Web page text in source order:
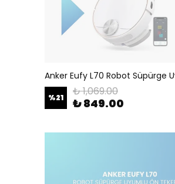
%21 ₺ 1,069.00
₺ 849.00